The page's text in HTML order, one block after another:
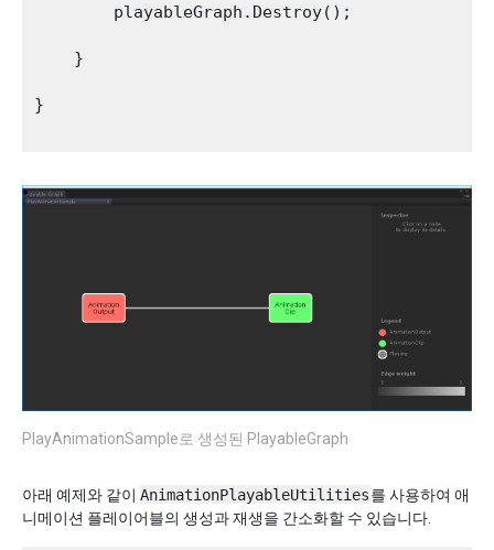
        playableGraph.Destroy();
    }
}
PlayAnimationSample로 생성된 PlayableGraph
아래 예제와 같이 AnimationPlayableUtilities를 사용하여 애
니메이션 플레이어블의 생성과 재생을 간소화할 수 있습니다.